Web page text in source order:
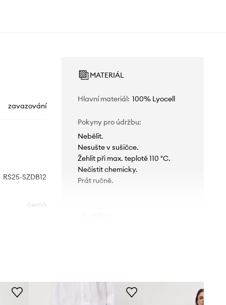
zavazování
RS25-SZDB12
černá
MATERIÁL
Hlavní materiál: 100% Lyocell
Pokyny pro údržbu:
Nebělit.
Nesušte v sušičce.
Žehlit při max. teplotě 110 °C.
Nečistit chemicky.
Prát ručně.